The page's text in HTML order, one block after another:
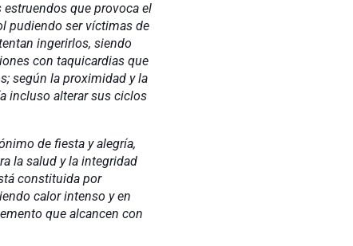
que provoca el
pudiendo ser víctimas de
ingerirlos, siendo
con taquicardias que
según la proximidad y la
incluso alterar sus ciclos
de fiesta y alegría,
la salud y la integridad
constituida por
calor intenso y en
que alcancen con